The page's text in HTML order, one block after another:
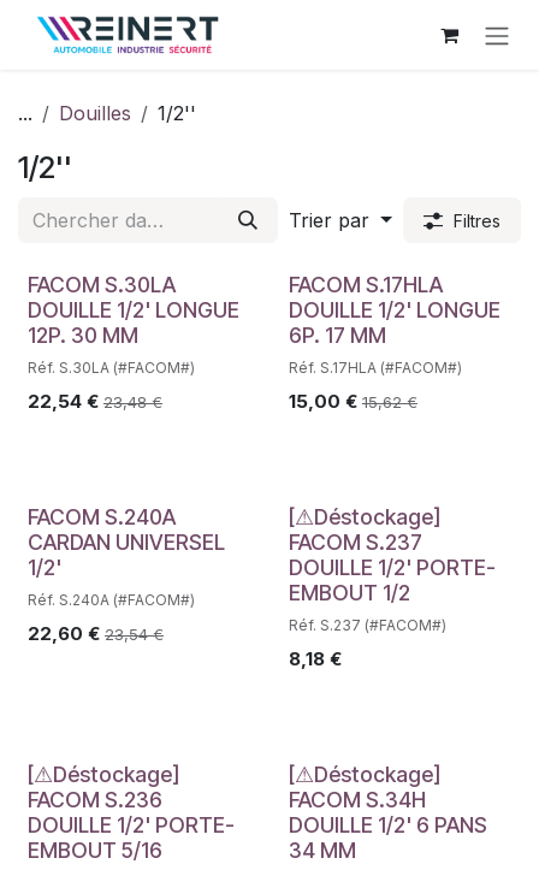
Se rendre au contenu
... Douilles 1/2''
1/2''
Trier par Filtres
FACOM S.30LA
DOUILLE 1/2' LONGUE
12P. 30 MM
Réf. S.30LA (#FACOM#)
22,54 € 23,48€
FACOM S.17HLA
DOUILLE 1/2' LONGUE
6P. 17 MM
Réf. S.17HLA (#FACOM#)
15,00 € 15,62€
FACOM S.240A
CARDAN UNIVERSEL
1/2'
Réf. S.240A (#FACOM#)
22,60 € 23,54€
Déstockage
[⚠Déstockage]
FACOM S.237
DOUILLE 1/2' PORTE-
EMBOUT 1/2
Réf. S.237 (#FACOM#)
8,18€
Déstockage
[⚠Déstockage]
FACOM S.236
DOUILLE 1/2' PORTE-
EMBOUT 5/16
Déstockage
[⚠Déstockage]
FACOM S.34H
DOUILLE 1/2' 6 PANS
34 MM